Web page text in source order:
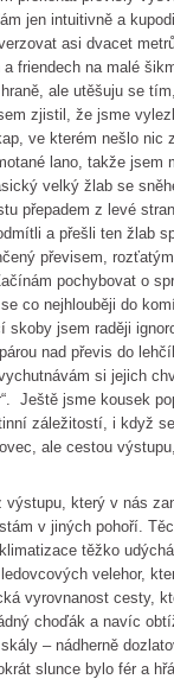
jen intuitivně a
asi dvacet
friendech na malé
ale utěšuju se
zjistil, že jsme
ve kterém nešlo nic
lano, takže jsem
velký žlab se
přepadem z levé
a přešli ten žlab
převisem,
pochybovat o
co nejhlouběji do
skoby jsem raději
nad převis do
si jejich
Ještě jsme kousek
záležitostí, i když se
ale cestou
který v nás
v jiných pohoří.
těžko
velehor,
vyrovnanost cesty,
choďák a navíc
– nádherně
slunce bylo fér a